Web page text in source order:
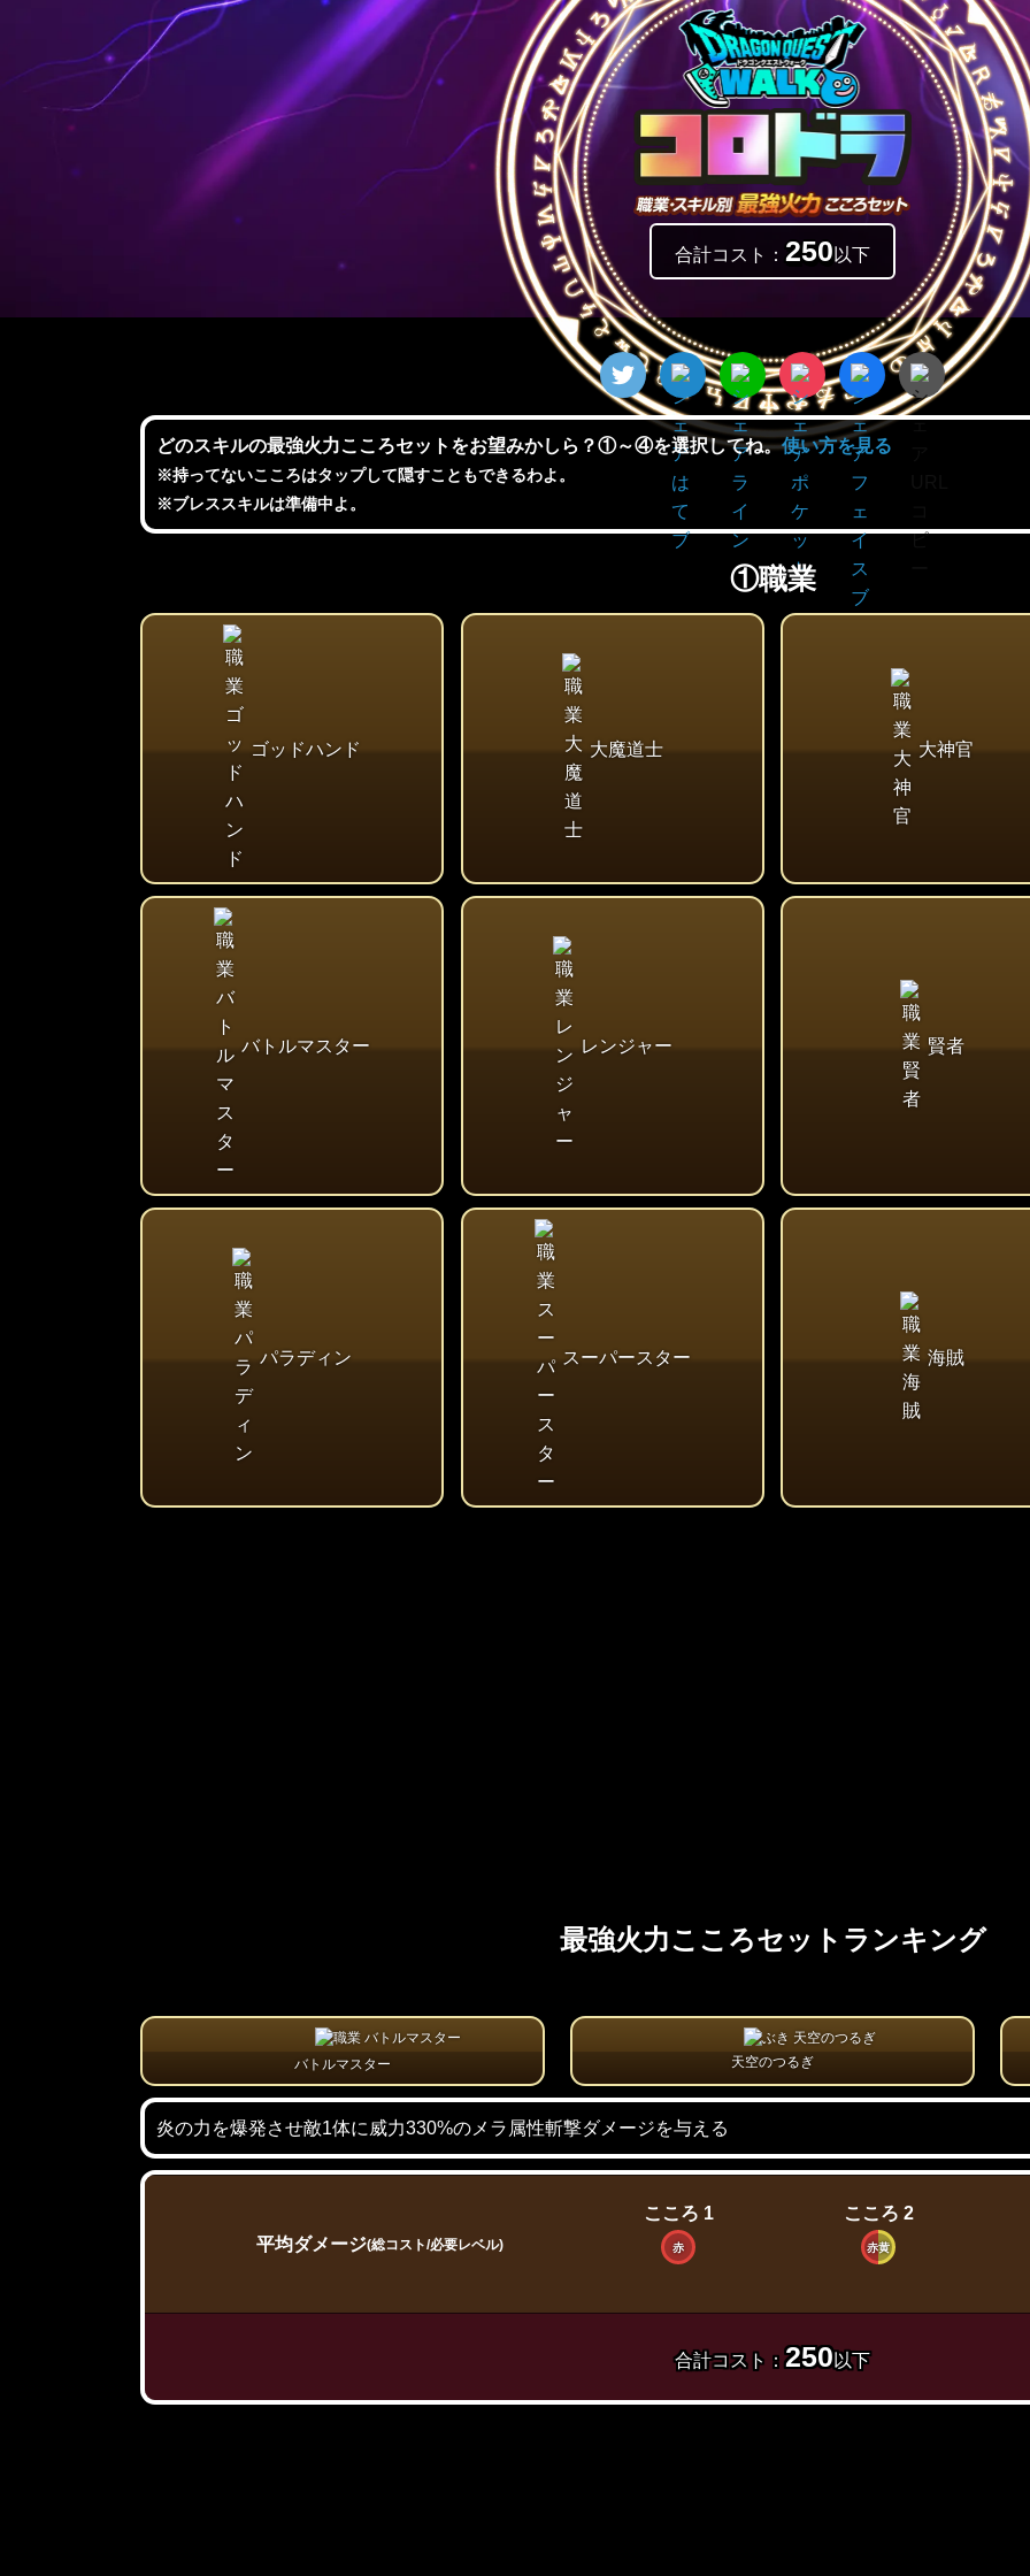
合計コスト： 250 以下
どのスキルの最強火力こころセットをお望みかしら？①～④を選択してね。使い方を見る
※持ってないこころはタップして隠すこともできるわよ。
※ブレススキルは準備中よ。
①職業
ゴッドハンド 大魔道士 大神官
バトルマスター レンジャー 賢者
パラディン スーパースター 海賊
最強火力こころセットランキング
バトルマスター 天空のつるぎ
炎の力を爆発させ敵1体に威力330%のメラ属性斬撃ダメージを与える
平均ダメージ(総コスト/必要レベル)
こころ 1
赤
こころ 2
赤黄
合計コスト：250以下